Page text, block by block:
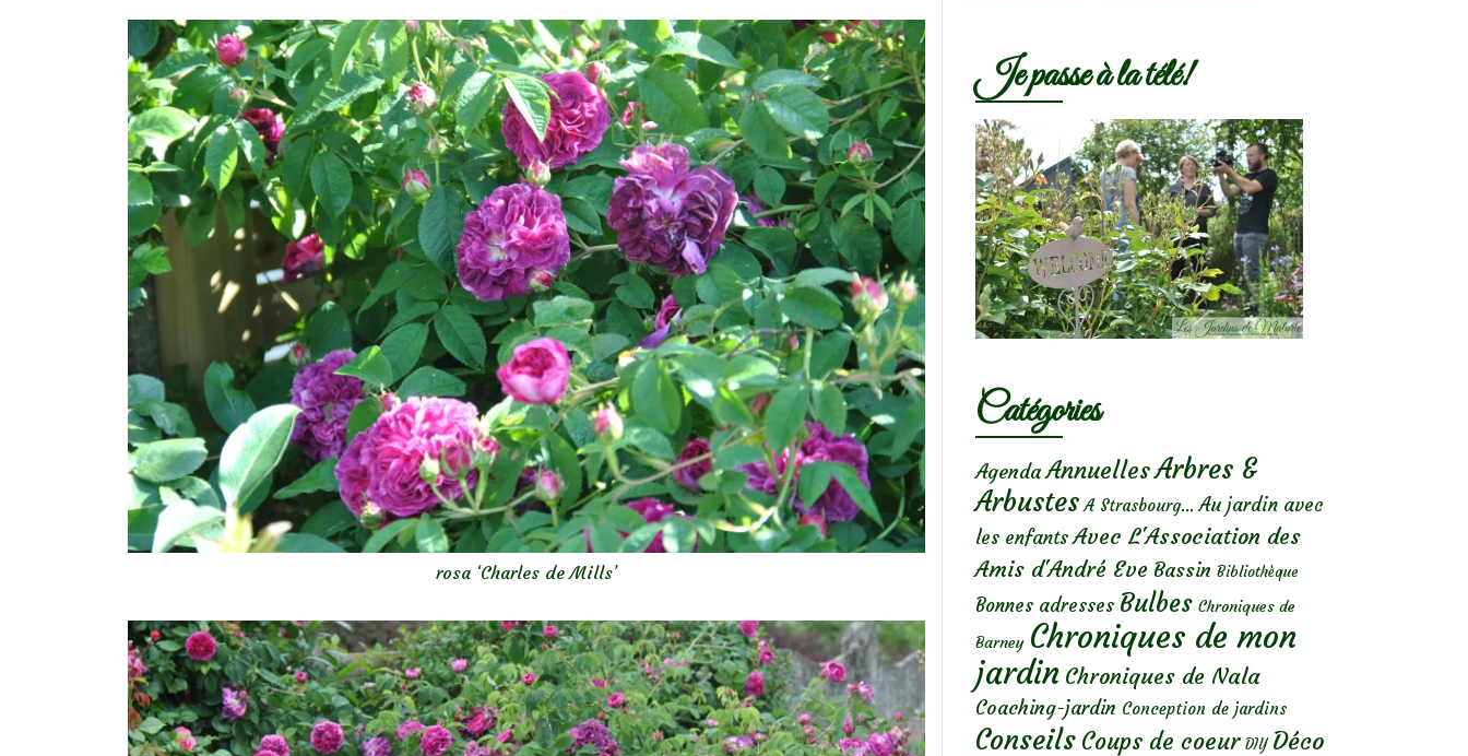
rosa ‘Charles de Mills’
Je passe à la télé!
Catégories
Agenda AnnuellesArbres &
Arbustes A Strasbourg... Au jardin avec
les enfants Avec L'Association des
Amis d'André Eve Bassin Bibliothèque
Bonnes adresses Bulbes Chroniques de
Barney Chroniques de mon
jardin Chroniques de Nala
Coaching-jardin Conception de jardins
Conseils Coups de coeur DIY Déco